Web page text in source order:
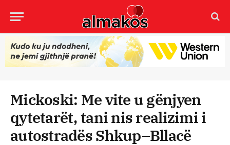
Mickoski: Me vite u gënjyen
qytetarët, tani nis realizimi i
autostradës Shkup–Bllacë